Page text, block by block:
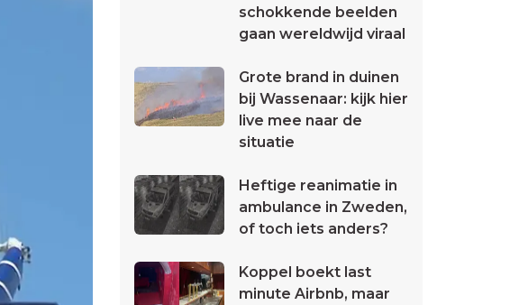
schokkende beelden
gaan wereldwijd viraal
Grote brand in duinen
bij Wassenaar: kijk hier
live mee naar de
situatie
Heftige reanimatie in
ambulance in Zweden,
of toch iets anders?
Koppel boekt last
minute Airbnb, maar